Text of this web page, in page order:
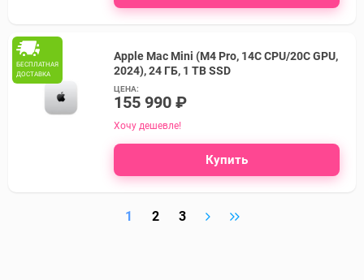
БЕСПЛАТНАЯ
ДОСТАВКА
Apple Mac Mini (M4 Pro, 14C CPU/20C GPU,
2024), 24 ГБ, 1 TB SSD
ЦЕНА:
155 990 ₽
Хочу дешевле!
Купить
1 2 3